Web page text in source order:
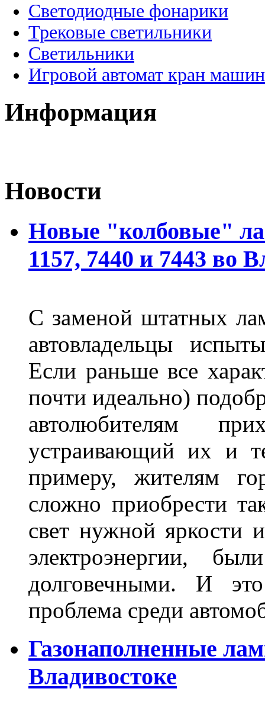
Светодиодные фонарики
Трековые светильники
Светильники
Игровой автомат кран
Информация
Новости
Новые "колбовые"
1157, 7440 и 7443 во
С заменой штатных
автовладельцы
Если раньше все
почти идеально)
автолюбителям
устраивающий их и
примеру, жителям
сложно приобрести
свет нужной яркости
электроэнергии,
долговечными. И
проблема среди
Газонаполненные
Владивостоке